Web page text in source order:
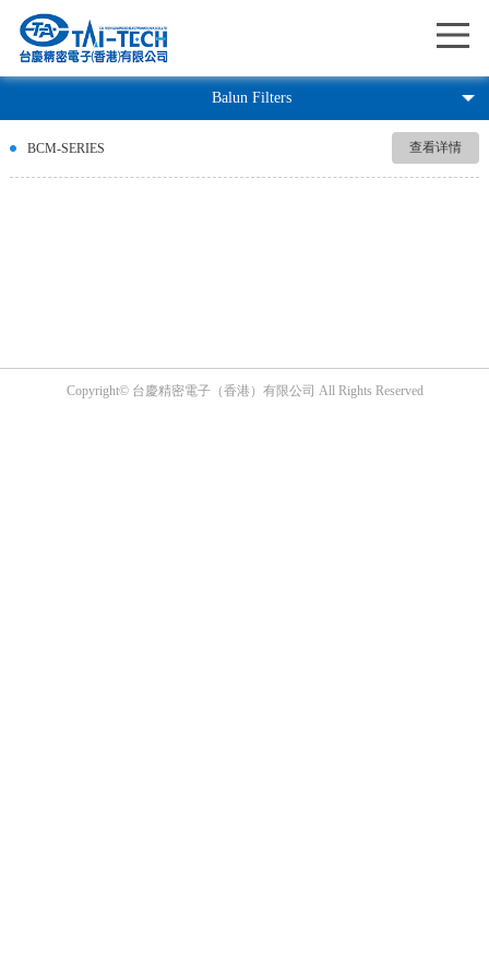
Balun Filters
查看详情
BCM-SERIES
Copyright© 台慶精密電子（香港）有限公司 All Rights Reserved